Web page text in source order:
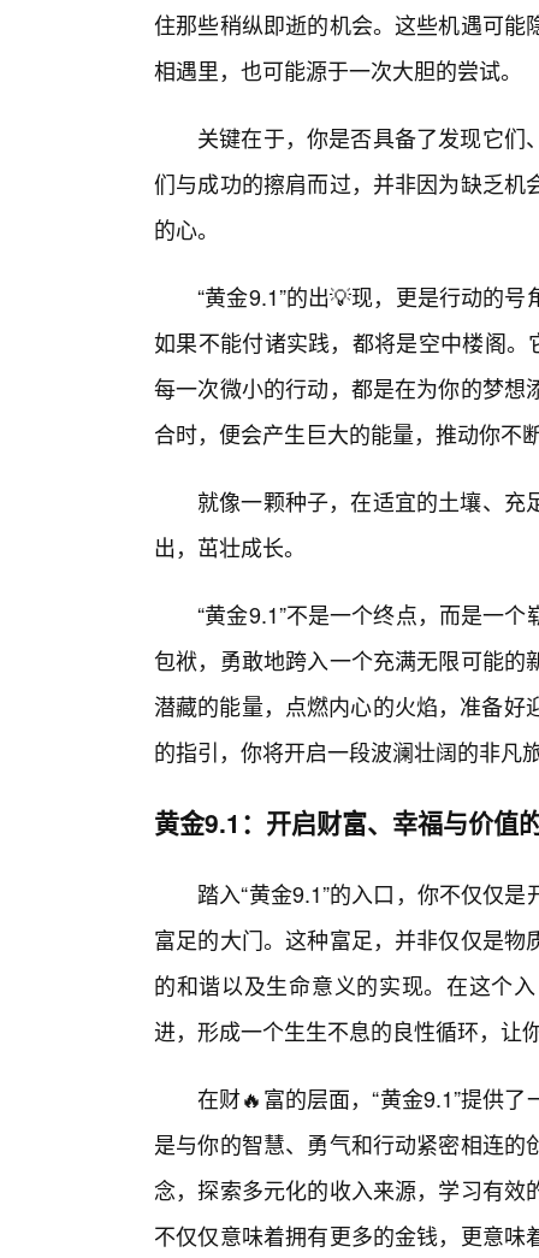
住那些稍纵即逝的机会。这些机遇可
相遇里，也可能源于一次大胆的尝试。
关键在于，你是否具备了发现它
们与成功的擦肩而过，并非因为缺乏
的心。
“黄金9.1”的出💡现，更是行动的
如果不能付诸实践，都将是空中楼阁。
每一次微小的行动，都是在为你的梦
合时，便会产生巨大的能量，推动你不
就像一颗种子，在适宜的土壤、
出，茁壮成长。
“黄金9.1”不是一个终点，而是一
包袱，勇敢地跨入一个充满无限可能
潜藏的能量，点燃内心的火焰，准备好
的指引，你将开启一段波澜壮阔的非凡
黄金9.1：开启财富、幸福与价值
踏入“黄金9.1”的入口，你不仅仅
富足的大门。这种富足，并非仅仅是
的和谐以及生命意义的实现。在这个
进，形成一个生生不息的良性循环，让
在财🔥富的层面，“黄金9.1”提供
是与你的智慧、勇气和行动紧密相连
念，探索多元化的收入来源，学习有
不仅仅意味着拥有更多的金钱，更意